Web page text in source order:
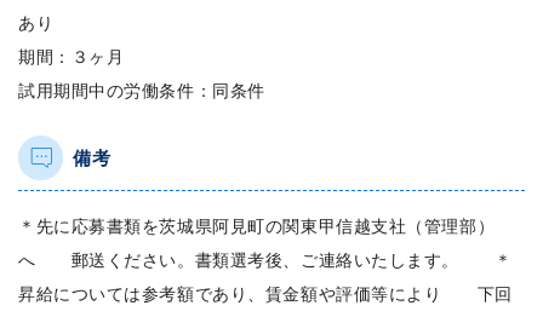
あり
期間：３ヶ月
試用期間中の労働条件：同条件
備考
＊先に応募書類を茨城県阿見町の関東甲信越支社（管理部）
へ 郵送ください。書類選考後、ご連絡いたします。 ＊
昇給については参考額であり、賃金額や評価等により 下回